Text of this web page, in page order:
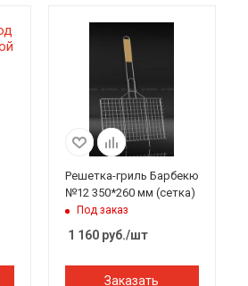
Решетка-гриль Барбекю
№12 350*260 мм (сетка)
Под заказ
1 160руб./шт
Заказать